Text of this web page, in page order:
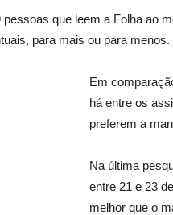
que leem a Folha ao
para mais ou para menos.
Em
há entre os
preferem a
Na última
entre 21 e 23
melhor que o